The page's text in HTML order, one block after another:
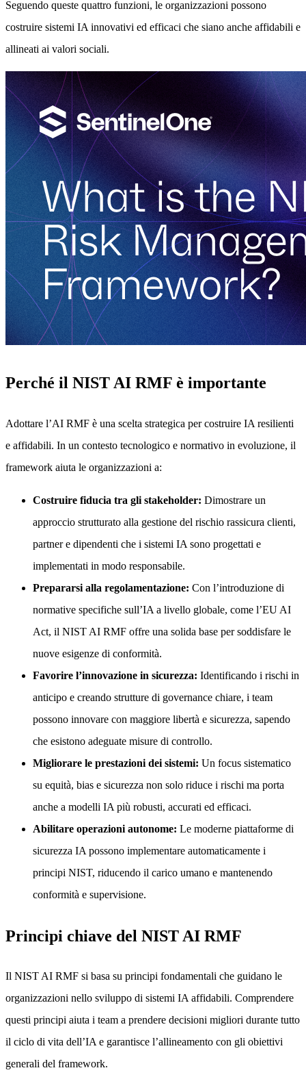
Seguendo queste quattro funzioni, le organizzazioni possono
costruire sistemi IA innovativi ed efficaci che siano anche affidabili e
allineati ai valori sociali.
Perché il NIST AI RMF è importante
Adottare l’AI RMF è una scelta strategica per costruire IA resilienti
e affidabili. In un contesto tecnologico e normativo in evoluzione, il
framework aiuta le organizzazioni a:
Costruire fiducia tra gli stakeholder: Dimostrare un
approccio strutturato alla gestione del rischio rassicura clienti,
partner e dipendenti che i sistemi IA sono progettati e
implementati in modo responsabile.
Prepararsi alla regolamentazione: Con l’introduzione di
normative specifiche sull’IA a livello globale, come l’EU AI
Act, il NIST AI RMF offre una solida base per soddisfare le
nuove esigenze di conformità.
Favorire l’innovazione in sicurezza: Identificando i rischi in
anticipo e creando strutture di governance chiare, i team
possono innovare con maggiore libertà e sicurezza, sapendo
che esistono adeguate misure di controllo.
Migliorare le prestazioni dei sistemi: Un focus sistematico
su equità, bias e sicurezza non solo riduce i rischi ma porta
anche a modelli IA più robusti, accurati ed efficaci.
Abilitare operazioni autonome: Le moderne piattaforme di
sicurezza IA possono implementare automaticamente i
principi NIST, riducendo il carico umano e mantenendo
conformità e supervisione.
Principi chiave del NIST AI RMF
Il NIST AI RMF si basa su principi fondamentali che guidano le
organizzazioni nello sviluppo di sistemi IA affidabili. Comprendere
questi principi aiuta i team a prendere decisioni migliori durante tutto
il ciclo di vita dell’IA e garantisce l’allineamento con gli obiettivi
generali del framework.